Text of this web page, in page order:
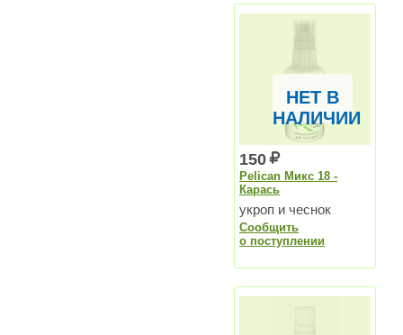
НЕТ В
НАЛИЧИИ
150
Pelican Микс 18 -
Карась
укроп и чеснок
Сообщить
о поступлении